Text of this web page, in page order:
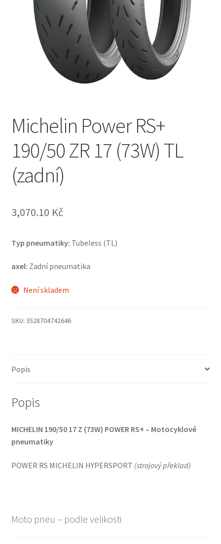
Michelin Power RS+
190/50 ZR 17 (73W) TL
(zadní)
3,070.10 Kč
Typ pneumatiky: Tubeless (TL)
axel: Zadní pneumatika
Není skladem
SKU: 3528704742646
Popis
Popis
MICHELIN 190/50 17 Z (73W) POWER RS+ – Motocyklové
pneumatiky
POWER RS MICHELIN HYPERSPORT (strojový překlad)
Moto pneu – podle velikosti